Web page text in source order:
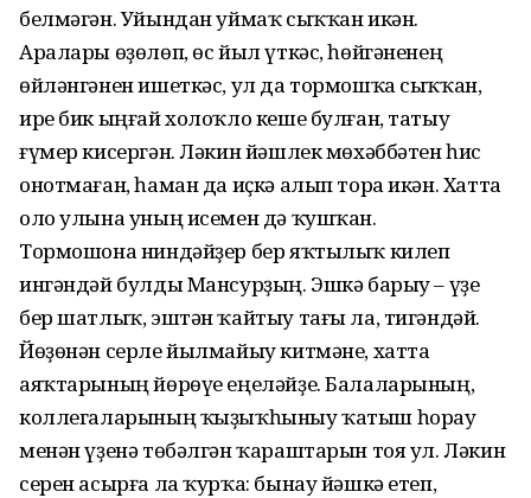
белмәгән. Уйындан уймаҡ сыҡҡан икән.
Аралары өҙөлөп, өс йыл үткәс, һөйгәненең
өйләнгәнен ишеткәс, ул да тормошҡа сыҡҡан,
ире бик ыңғай холоҡло кеше булған, татыу
ғүмер кисергән. Ләкин йәшлек мөхәббәтен һис
онотмаған, һаман да иҫкә алып тора икән. Хатта
оло улына уның исемен дә ҡушҡан.
Тормошона ниндәйҙер бер яҡтылыҡ килеп
ингәндәй булды Мансурҙың. Эшкә барыу – үҙе
бер шатлыҡ, эштән ҡайтыу тағы ла, тигәндәй.
Йөҙөнән серле йылмайыу китмәне, хатта
аяҡтарының йөрөүе еңеләйҙе. Балаларының,
коллегаларының ҡыҙыҡһыныу ҡатыш һорау
менән үҙенә төбәлгән ҡараштарын тоя ул. Ләкин
серен асырға ла ҡурҡа: бынау йәшкә етеп,